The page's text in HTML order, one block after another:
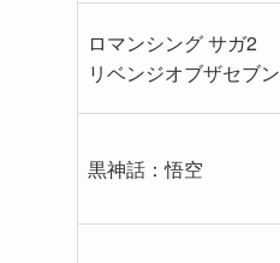
ロマンシング サガ2
リベンジオブザセブン
黒神話：悟空